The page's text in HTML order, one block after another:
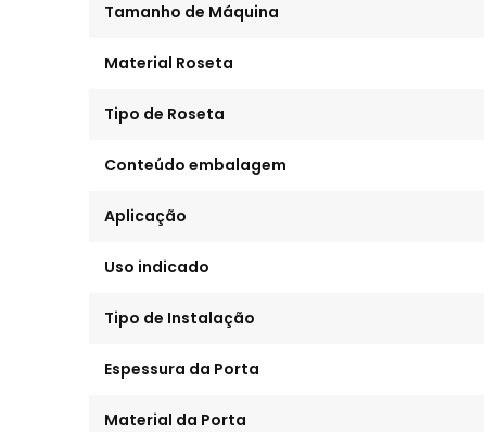
Tamanho de Máquina
Material Roseta
Tipo de Roseta
Conteúdo embalagem
Aplicação
Uso indicado
Tipo de Instalação
Espessura da Porta
Material da Porta